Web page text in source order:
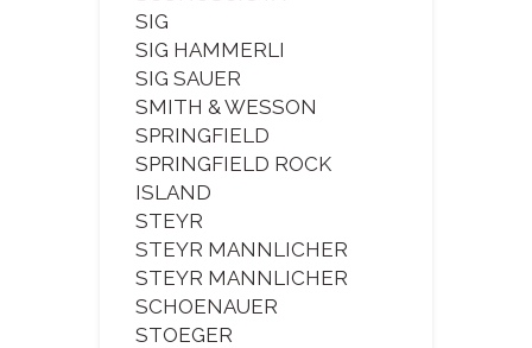
SIG
SIG HAMMERLI
SIG SAUER
SMITH & WESSON
SPRINGFIELD
SPRINGFIELD ROCK
ISLAND
STEYR
STEYR MANNLICHER
STEYR MANNLICHER
SCHOENAUER
STOEGER